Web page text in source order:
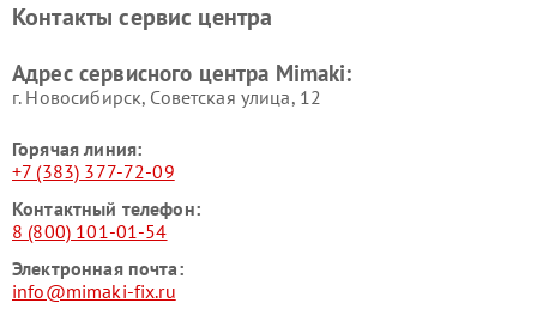
Контакты сервис центра
Адрес сервисного центра Mimaki:
г. Новосибирск, Советская улица, 12
Горячая линия:
+7 (383) 377-72-09
Контактный телефон:
8 (800) 101-01-54
Электронная почта:
info@mimaki-fix.ru